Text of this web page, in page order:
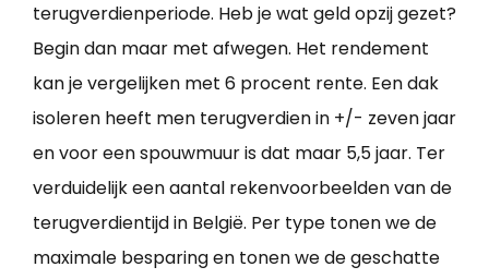
terugverdienperiode. Heb je wat geld opzij gezet?
Begin dan maar met afwegen. Het rendement
kan je vergelijken met 6 procent rente. Een dak
isoleren heeft men terugverdien in +/- zeven jaar
en voor een spouwmuur is dat maar 5,5 jaar. Ter
verduidelijk een aantal rekenvoorbeelden van de
terugverdientijd in België. Per type tonen we de
maximale besparing en tonen we de geschatte